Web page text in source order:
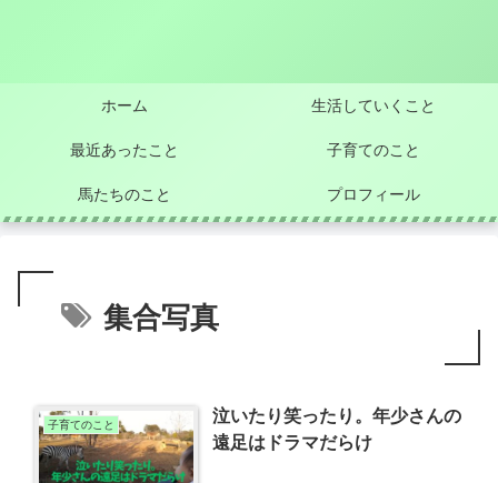
ホーム 生活していくこと
最近あったこと 子育てのこと
馬たちのこと プロフィール
集合写真
子育てのこと
泣いたり笑ったり。年少さんの
遠足はドラマだらけ